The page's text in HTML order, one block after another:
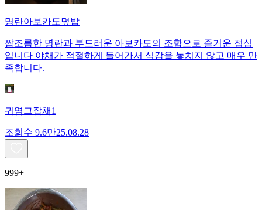
명란아보카도덮밥
짭조름한 명란과 부드러운 아보카도의 조합으로 즐거운 점심
입니다 야채가 적절하게 들어가서 식감을 놓치지 않고 매우 만
족합니다.
귀염그잡채1
조회수 9.6만25.08.28
999+